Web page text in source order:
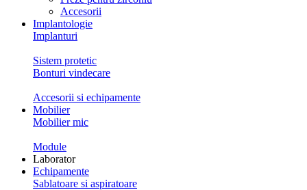
Accesorii
Implantologie
Implanturi
Sistem protetic
Bonturi vindecare
Accesorii si echipamente
Mobilier
Mobilier mic
Module
Laborator
Echipamente
Sablatoare si aspiratoare